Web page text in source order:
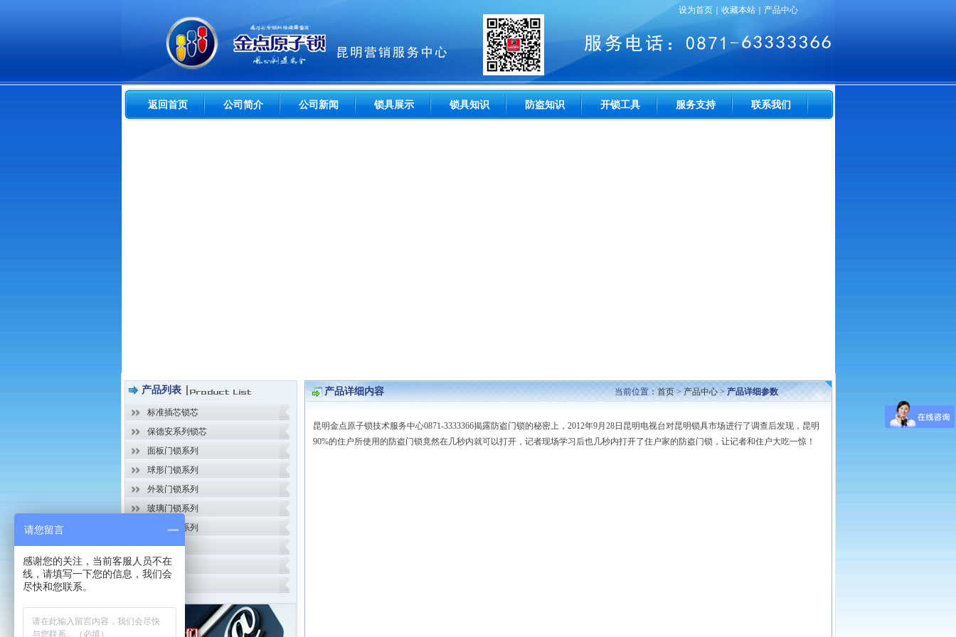
设为首页｜ 收藏本站｜ 产品中心
返回首页 公司简介 公司新闻 锁具展示 锁具知识 防盗知识 开锁工具 服务支持 联系我们
产品列表
标准插芯锁芯
保德安系列锁芯
面板门锁系列
球形门锁系列
外装门锁系列
玻璃门锁系列
卷闸门锁系列
挂锁系列
开锁工具
产品详细内容 当前位置：首页>产品中心>产品详细参数
昆明金点原子锁技术服务中心0871-3333366揭露防盗门锁的秘密上，2012年9月28日昆明电视台对昆明锁具市场进行了调查后发现，昆明
90%的住户所使用的防盗门锁竟然在几秒内就可以打开，记者现场学习后也几秒内打开了住户家的防盗门锁，让记者和住户大吃一惊！
请您留言
感谢您的关注，当前客服人员不在
线，请填写一下您的信息，我们会
尽快和您联系。